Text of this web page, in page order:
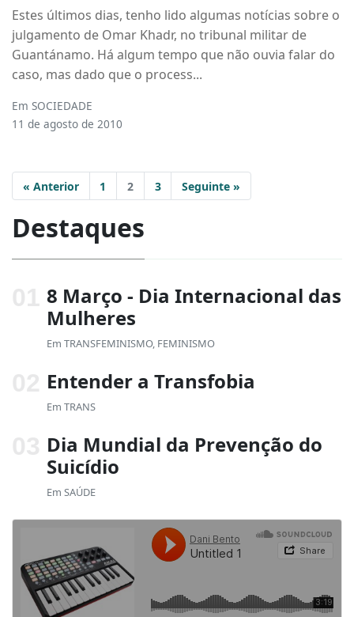
Estes últimos dias, tenho lido algumas notícias sobre o
julgamento de Omar Khadr, no tribunal militar de
Guantánamo. Há algum tempo que não ouvia falar do
caso, mas dado que o process...
Em SOCIEDADE
11 de agosto de 2010
« Anterior 1 2 3 Seguinte »
Destaques
8 Março - Dia Internacional das
Mulheres
Em TRANSFEMINISMO, FEMINISMO
Entender a Transfobia
Em TRANS
Dia Mundial da Prevenção do
Suicídio
Em SAÚDE